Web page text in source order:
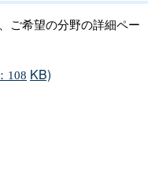
ご希望の分野の詳細ペー
108 KB)